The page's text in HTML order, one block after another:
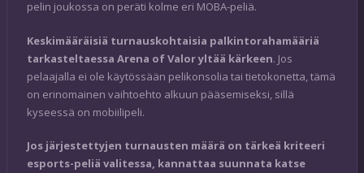
pelin joukossa on peräti kolme eri MOBA-peliä.
Keskimääräisiä turnauskohtaisia palkintorahamääriä
tarkasteltaessa Arena of Valor yltää kärkeen. Jos
pelaajalla ei ole käytössään pelikonsolia tai tietokonetta, tämä
on erinomainen vaihtoehto alkuun pääsemiseksi, sillä
kyseessä on mobiilipeli.
Jos järjestettyjen turnausten määrä on tärkeä kriteeri
esports-peliä valitessa, kannattaa suunnata katse